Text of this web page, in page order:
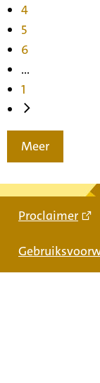
4
5
6
...
1
Meer
Proclaimer